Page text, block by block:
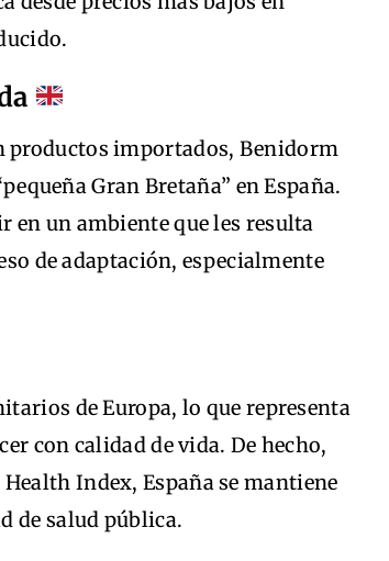
productos importados, Benidorm
Gran Bretaña” en España.
un ambiente que les resulta
de adaptación, especialmente
de Europa, lo que representa
con calidad de vida. De hecho,
Index, España se mantiene
de salud pública.